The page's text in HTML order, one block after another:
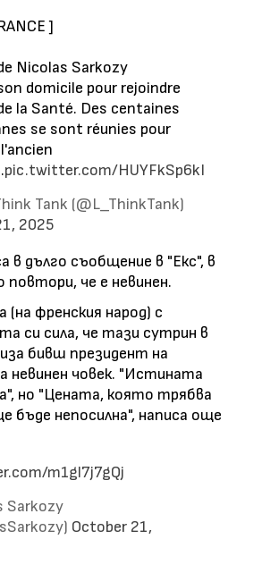
]
Nicolas Sarkozy
domicile pour rejoindre
la Santé. Des centaines
se sont réunies pour
pic.twitter.com/HUYFkSp6kI
Tank (@L_ThinkTank)
2025
в дълго съобщение в "Екс", в
че е невинен.
(на френския народ) с
си сила, че тази сутрин в
бивш президент на
невинен човек. "Истината
но "Цената, която трябва
бъде непосилна", написа още
m1gl7j7gQj
Sarkozy
October 21,